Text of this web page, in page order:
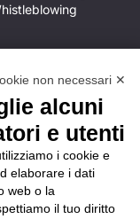
non necessari ✕
alcuni
e utenti
i cookie e
elaborare i dati
web o la
il tuo diritto